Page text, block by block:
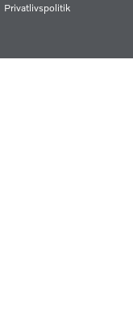
Privatlivspolitik